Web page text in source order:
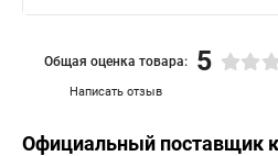
Написать отзыв
Общая оценка товара: 5
Официальный поставщик